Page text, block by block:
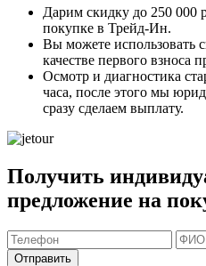
Дарим скидку до 250 000
покупке в Трейд-Ин.
Вы можете использовать
качестве первого взноса
Осмотр и диагностика
часа, после этого мы
сразу сделаем выплату.
Получить
предложение на
Отправить